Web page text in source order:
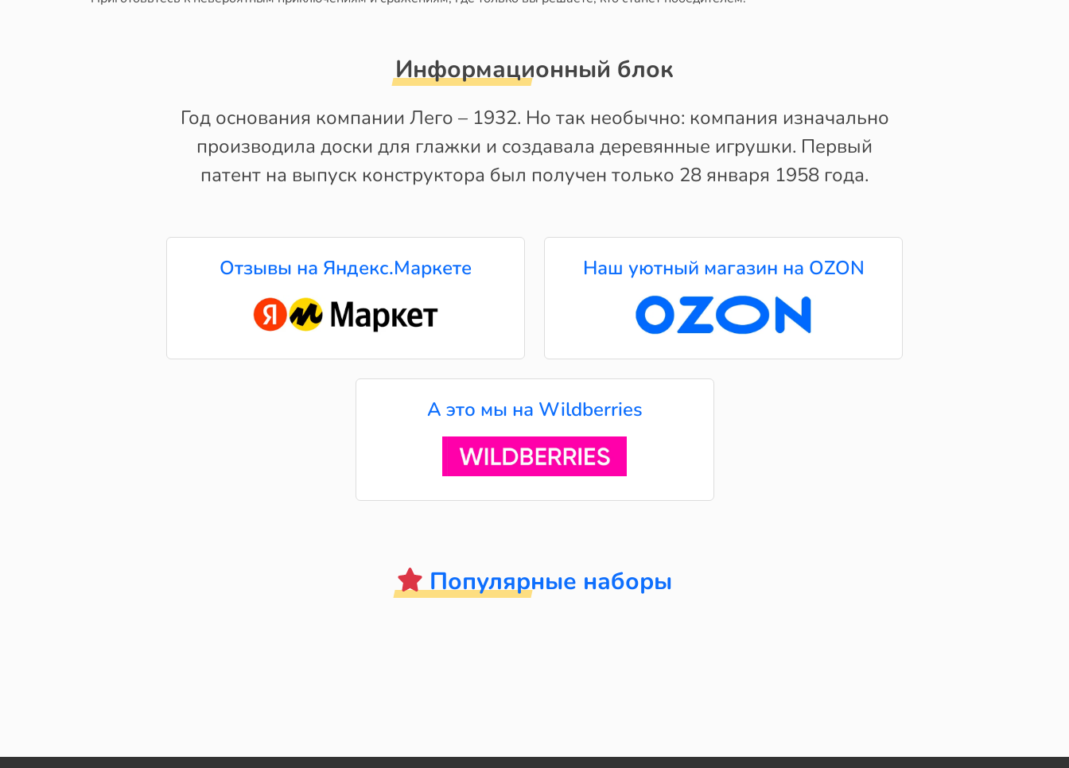
Информационный блок
Год основания компании Лего – 1932. Но так необычно: компания изначально
производила доски для глажки и создавала деревянные игрушки. Первый
патент на выпуск конструктора был получен только 28 января 1958 года.
Отзывы на Яндекс.Маркете Наш уютный магазин на OZON
А это мы на Wildberries
Популярные наборы